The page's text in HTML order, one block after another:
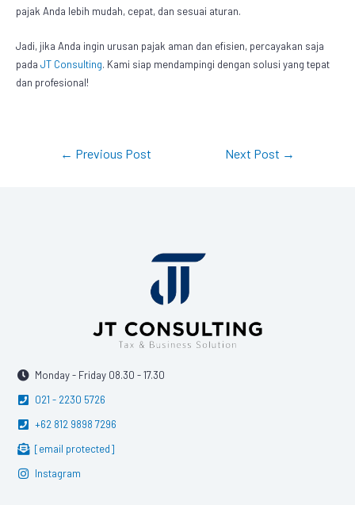
pajak Anda lebih mudah, cepat, dan sesuai aturan.
Jadi, jika Anda ingin urusan pajak aman dan efisien, percayakan saja
padaJT Consulting. Kami siap mendampingi dengan solusi yang tepat
dan profesional!
← Previous Post Next Post →
Monday - Friday 08.30 - 17.30
021 - 2230 5726
+62 812 9898 7296
[email protected]
Instagram